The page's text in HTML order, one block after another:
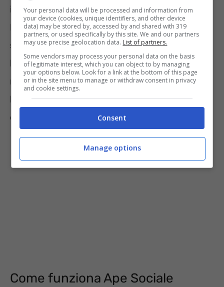
in pensione con una maggiore età anagrafica.
Inoltre meno anni di lavoro rientrano nel
sistema retributivo, meno importante sarà
l’impatto sulla pensione. Allo stesso modo,
maggiori sono i contributi versati e più lunga
la carriera prima del 1996, più evidente sarà la
decurtazione dell’importo.
Come funziona Ape Sociale
Your personal data will be processed and information from
your device (cookies, unique identifiers, and other device
data) may be stored by, accessed by and shared with 319
partners, or used specifically by this site. We and our partners
may use precise geolocation data. List of partners.
Some vendors may process your personal data on the basis
of legitimate interest, which you can object to by managing
your options below. Look for a link at the bottom of this page
or in the site menu to manage or withdraw consent in privacy
and cookie settings.
Consent
Manage options